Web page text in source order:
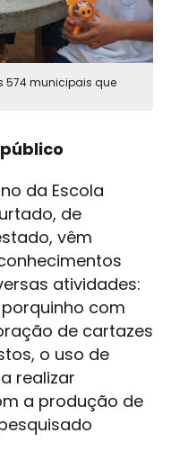
574 municipais que
da Escola
de
vêm
atividades:
com
de cartazes
o uso de
realizar
a produção de